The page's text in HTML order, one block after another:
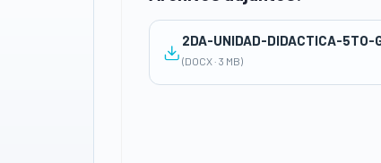
2DA-UNIDAD-DIDACTICA-5TO-
(DOCX · 3 MB)